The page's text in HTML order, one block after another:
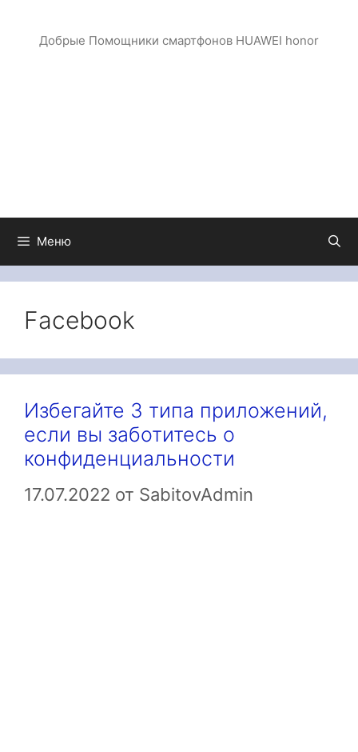
Добрые Помощники смартфонов HUAWEI honor
Меню
Facebook
Избегайте 3 типа приложений,
если вы заботитесь о
конфиденциальности
17.07.2022 от SabitovAdmin